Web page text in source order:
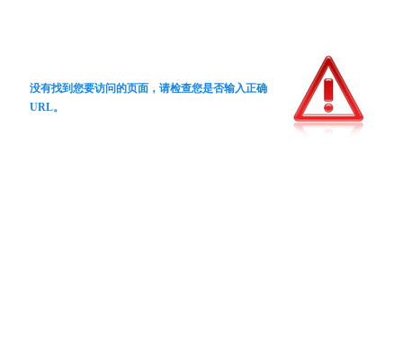
没有找到您要访问的页面，请检查您是否输入正确
URL。